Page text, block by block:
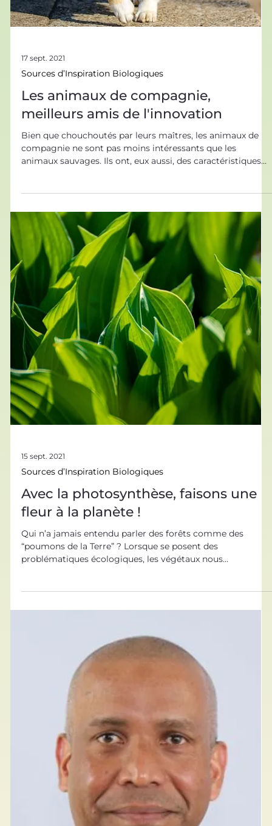
Sources d’Inspiration Biologiques
Les animaux de compagnie,
meilleurs amis de l'innovation
Bien que chouchoutés par leurs maîtres, les animaux de
compagnie ne sont pas moins intéressants que les
animaux sauvages. Ils ont, eux aussi, des caractéristiques
morphologiques ou comportementales qui font d’eux des
animaux bien adaptés à leur environnement ! Nous avons
sélectionné 5 exemples d’ innovations biomimétiques
inspirées de vos animaux de compagnie préférés. Vous
savez voir dans le noir ? Nous on a donné notre langue au
chat Ça, on est sûr que vous connaissez !
Avec la photosynthèse, faisons une
fleur à la planète !
Qui n’a jamais entendu parler des forêts comme des
problématiques écologiques, les végétaux nous
apparaissent souvent comme la solution vers laquelle
orienter l’innovation. La photosynthèse, en particulier, est
au cœur de la recherche. Et pour de bonnes raisons : en
reproduisant ce phénomène artificiellement, il devient
possible de créer et stocker de l’énergie , améliorer les
conditions de vie dans les villes et même faire progre